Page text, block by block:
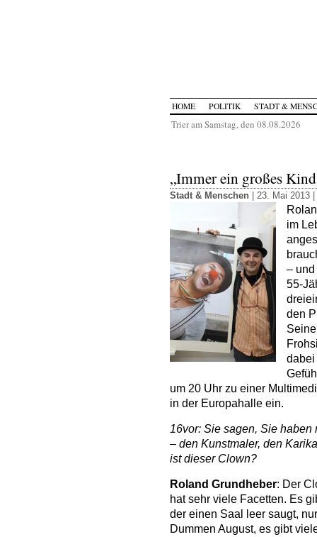
HOME POLITIK STADT &
Trier am Samstag, den 08.08.2026
„Immer ein großes
Stadt & Menschen | 23. Mai 2013 |
im
–
55-
den
dabei
um 20 Uhr zu einer
in der Europahalle ein.
16vor: Sie sagen, Sie
– den Kunstmaler, den
ist dieser Clown?
Roland Grundheber: Der
hat sehr viele Facetten. Es
der einen Saal leer saugt,
Dummen August, es gibt